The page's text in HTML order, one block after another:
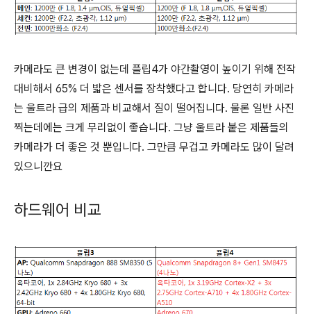
카메라도 큰 변경이 없는데 플립4가 야간촬영이 높이기 위해 전작
대비해서 65% 더 밟은 센서를 장착했다고 합니다. 당연히 카메라
는 울트라 급의 제품과 비교해서 질이 떨어집니다. 물론 일반 사진
찍는데에는 크게 무리없이 좋습니다. 그냥 울트라 붙은 제품들의
카메라가 더 좋은 것 뿐입니다. 그만큼 무겁고 카메라도 많이 달려
있으니깐요
하드웨어 비교